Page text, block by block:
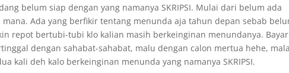
belum siap dengan yang namanya SKRIPSI. Mulai dari belum ada
Ada yang berfikir tentang menunda aja tahun depan sebab
repot bertubi-tubi klo kalian masih berkeinginan menundanya. Bayar
dengan sahabat-sahabat, malu dengan calon mertua hehe,
kali deh kalo berkeinginan menunda yang namanya SKRIPSI.